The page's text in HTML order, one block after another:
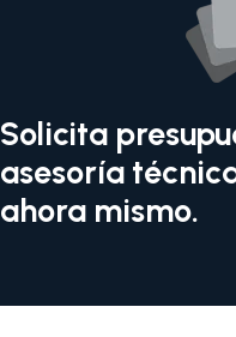
Solicita
asesoría
ahora mismo.